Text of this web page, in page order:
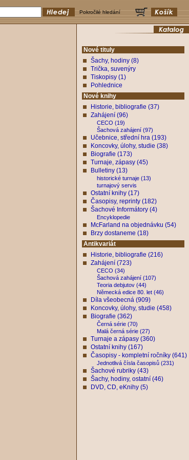
Pokročilé hledání
Nové tituly
Šachy, hodiny (8)
Trička, suvenýry
Tiskopisy (1)
Pohlednice
Nové knihy
Historie, bibliografie (37)
Zahájení (96)
CECO (19)
Šachová zahájení (97)
Učebnice, střední hra (193)
Koncovky, úlohy, studie (38)
Biografie (173)
Turnaje, zápasy (45)
Bulletiny (13)
historické turnaje (13)
turnajový servis
Ostatní knihy (17)
Časopisy, reprinty (182)
Šachové Informátory (4)
Encyklopedie
McFarland na objednávku (54)
Brzy dostaneme (18)
Antikvariát
Historie, bibliografie (216)
Zahájení (723)
CECO (34)
Šachová zahájení (107)
Teoria debjutov (44)
Německá edice 80. let (46)
Díla všeobecná (909)
Koncovky, úlohy, studie (458)
Biografie (362)
Černá série (70)
Malá černá série (27)
Turnaje a zápasy (360)
Ostatní knihy (167)
Časopisy - kompletní ročníky (641)
Jednotlivá čísla časopisů (231)
Šachové rubriky (43)
Šachy, hodiny, ostatní (46)
DVD, CD, eKnihy (5)